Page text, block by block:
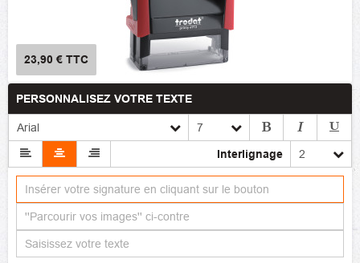
23,90 € TTC
PERSONNALISEZ VOTRE TEXTE
Interlignage